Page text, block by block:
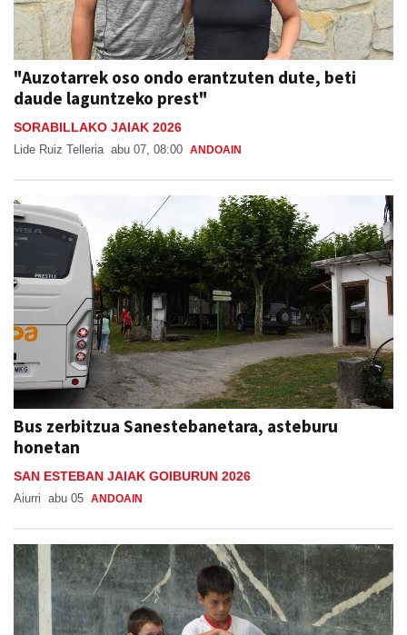
"Auzotarrek oso ondo erantzuten dute, beti
daude laguntzeko prest"
SORABILLAKO JAIAK 2026
Lide Ruiz Telleria abu 07, 08:00 ANDOAIN
Bus zerbitzua Sanestebanetara, asteburu
honetan
SAN ESTEBAN JAIAK GOIBURUN 2026
Aiurri abu 05 ANDOAIN